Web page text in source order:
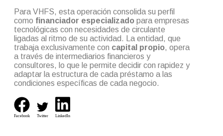
Para VHFS, esta operación consolida su perfil
como financiador especializado para empresas
tecnológicas con necesidades de circulante
ligadas al ritmo de su actividad. La entidad, que
trabaja exclusivamente con capital propio, opera
a través de intermediarios financieros y
consultores, lo que le permite decidir con rapidez y
adaptar la estructura de cada préstamo a las
condiciones específicas de cada negocio.
Facebook Twitter LinkedIn